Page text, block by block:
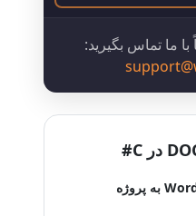
ما تماس بگیرید:
اتصال Wordize for .NET به پروژه